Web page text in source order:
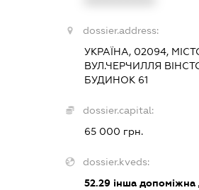
dossier.address:
УКРАЇНА, 02094,
ВУЛ.ЧЕРЧИЛЛЯ
БУДИНОК 61
dossier.capital:
65 000 грн.
dossier.kveds:
52.29інша допоміжна